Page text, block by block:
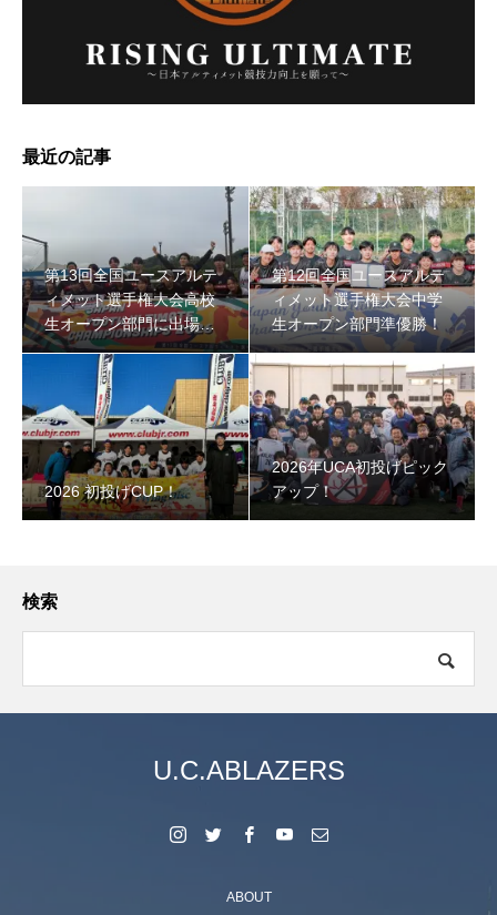
最近の記事
第13回全国ユースアルテ
ィメット選手権大会高校
生オープン部門に出場し
ました
第12回全国ユースアルテ
ィメット選手権大会中学
生オープン部門準優勝！
2026 初投げCUP！
2026年UCA初投げピック
アップ！
検索
U.C.ABLAZERS
ABOUT